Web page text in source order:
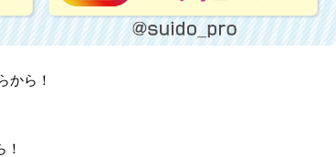
から！